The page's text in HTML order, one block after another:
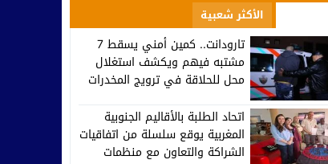
الأكثر شعبية
تارودانت.. كمين أمني يسقط 7
مشتبه فيهم ويكشف استغلال
محل للحلاقة في ترويج المخدرات
اتحاد الطلبة بالأقاليم الجنوبية
المغربية يوقع سلسلة من اتفاقيات
الشراكة والتعاون مع منظمات